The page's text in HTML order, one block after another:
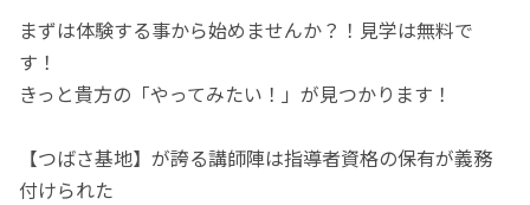
まずは体験する事から始めませんか？！見学は無料で
す！
きっと貴方の「やってみたい！」が見つかります！
【つばさ基地】が誇る講師陣は指導者資格の保有が義務
付けられた